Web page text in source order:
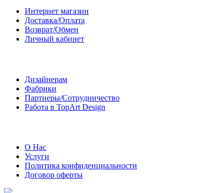
Интернет магазин
Доставка/Оплата
Возврат/Обмен
Личный кабинет
Дизайнерам
Фабрики
Партнеры/Сотрудничество
Работа в TopArt Design
О Нас
Услуги
Политика конфиденциальности
Договор оферты